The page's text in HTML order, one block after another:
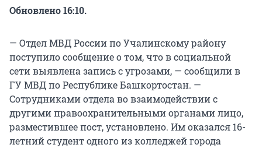
Обновлено 16:10.
— Отдел МВД России по Учалинскому району
поступило сообщение о том, что в социальной
сети выявлена запись с угрозами, — сообщили в
ГУ МВД по Республике Башкортостан. —
Сотрудниками отдела во взаимодействии с
другими правоохранительными органами лицо,
разместившее пост, установлено. Им оказался 16-
летний студент одного из колледжей города